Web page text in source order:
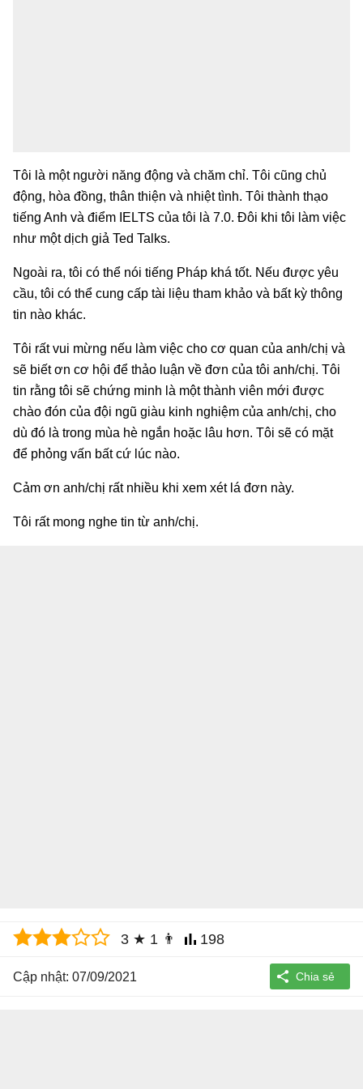
Tôi là một người năng động và chăm chỉ. Tôi cũng chủ
động, hòa đồng, thân thiện và nhiệt tình. Tôi thành thạo
tiếng Anh và điểm IELTS của tôi là 7.0. Đôi khi tôi làm việc
như một dịch giả Ted Talks.
Ngoài ra, tôi có thể nói tiếng Pháp khá tốt. Nếu được yêu
cầu, tôi có thể cung cấp tài liệu tham khảo và bất kỳ thông
tin nào khác.
Tôi rất vui mừng nếu làm việc cho cơ quan của anh/chị và
sẽ biết ơn cơ hội để thảo luận về đơn của tôi anh/chị. Tôi
tin rằng tôi sẽ chứng minh là một thành viên mới được
chào đón của đội ngũ giàu kinh nghiệm của anh/chị, cho
dù đó là trong mùa hè ngắn hoặc lâu hơn. Tôi sẽ có mặt
để phỏng vấn bất cứ lúc nào.
Cảm ơn anh/chị rất nhiều khi xem xét lá đơn này.
Tôi rất mong nghe tin từ anh/chị.
3 ★ 1 👨 198
Cập nhật: 07/09/2021